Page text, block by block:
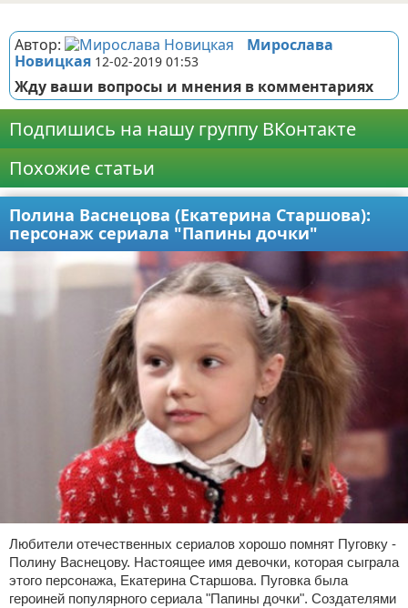
Автор:
Мирослава
Новицкая 12-02-2019 01:53
Жду ваши вопросы и мнения в комментариях
Подпишись на нашу группу ВКонтакте
Похожие статьи
Полина Васнецова (Екатерина Старшова):
персонаж сериала "Папины дочки"
Любители отечественных сериалов хорошо помнят Пуговку -
Полину Васнецову. Настоящее имя девочки, которая сыграла
этого персонажа, Екатерина Старшова. Пуговка была
героиней популярного сериала "Папины дочки". Создателями